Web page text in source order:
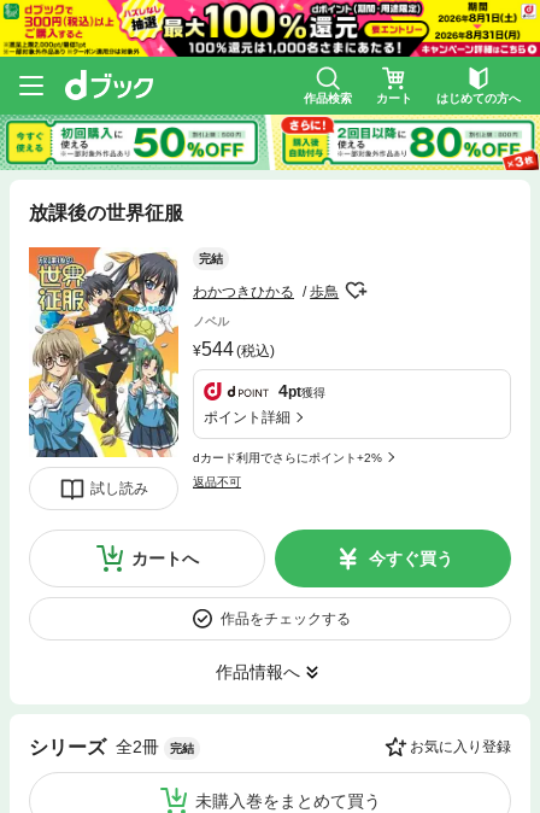
作品検索 カート はじめての方へ
放課後の世界征服
試し読み
完結
わかつきひかる 歩鳥
ノベル
544(税込)
4pt獲得
ポイント詳細
dカード利用でさらにポイント+2%
返品不可
カートへ 今すぐ買う
作品をチェックする
作品情報へ
シリーズ 全2冊 完結 お気に入り登録
未購入巻をまとめて買う